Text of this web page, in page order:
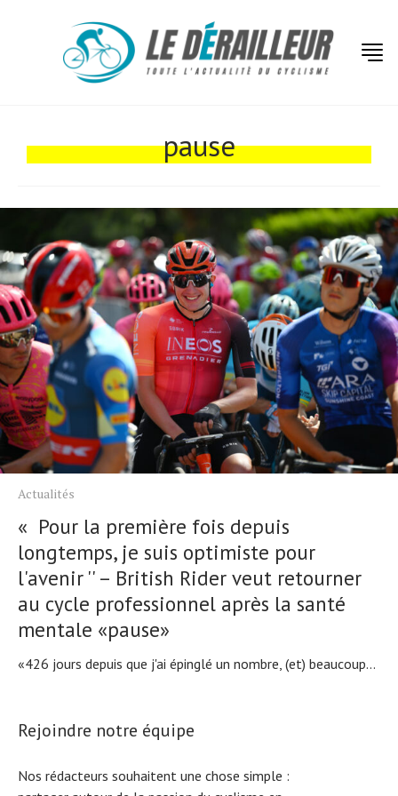
pause
Actualités
« Pour la première fois depuis
longtemps, je suis optimiste pour
l'avenir '' – British Rider veut retourner
au cycle professionnel après la santé
mentale «pause»
«426 jours depuis que j'ai épinglé un nombre, (et) beaucoup...
Rejoindre notre équipe
Nos rédacteurs souhaitent une chose simple :
Tests de produits
Conseils
Tendances
Tous nos articles
À propos